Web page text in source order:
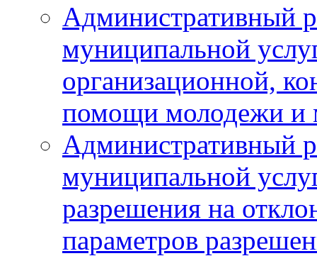
Административный
муниципальной
организационной,
помощи молодежи и
Административный
муниципальной
разрешения на
параметров